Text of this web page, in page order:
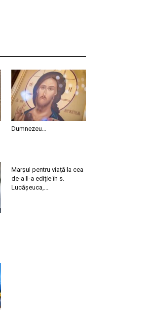
Dumnezeu…
Marșul pentru viață la cea
de-a II-a ediție în s.
Lucășeuca,...